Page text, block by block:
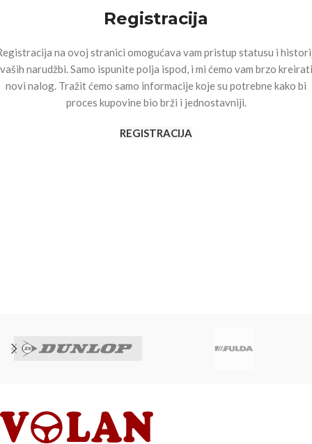
Registracija
na ovoj stranici omogućava vam pristup statusu i
vaših narudžbi. Samo ispunite polja ispod, i mi ćemo vam brzo kreirati
novi nalog. Tražit ćemo samo informacije koje su potrebne kako bi
proces kupovine bio brži i jednostavniji.
REGISTRACIJA